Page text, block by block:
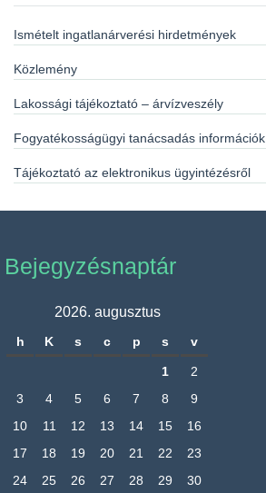
Ismételt ingatlanárverési hirdetmények
Közlemény
Lakossági tájékoztató – árvízveszély
Fogyatékosságügyi tanácsadás információk
Tájékoztató az elektronikus ügyintézésről
Bejegyzésnaptár
2026. augusztus
h K s c p s v
1
2
3
4 5 6 7 8
9
10
11 12 13 14 15
16
17
18 19 20 21 22
23
24
25 26 27 28 29 30